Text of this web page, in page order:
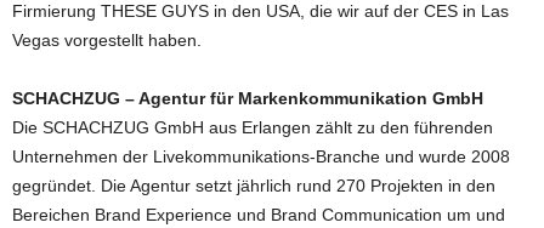
Firmierung THESE GUYS in den USA, die wir auf der CES in Las
Vegas vorgestellt haben.
SCHACHZUG – Agentur für Markenkommunikation GmbH
Die SCHACHZUG GmbH aus Erlangen zählt zu den führenden
Unternehmen der Livekommunikations-Branche und wurde 2008
gegründet. Die Agentur setzt jährlich rund 270 Projekten in den
Bereichen Brand Experience und Brand Communication um und